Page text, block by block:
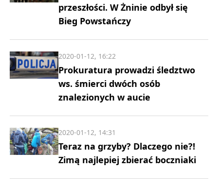
przeszłości. W Żninie odbył się
Bieg Powstańczy
Prokuratura prowadzi śledztwo
ws. śmierci dwóch osób
znalezionych w aucie
2020-01-12, 16:22
Teraz na grzyby? Dlaczego nie?!
Zimą najlepiej zbierać boczniaki
2020-01-12, 14:31